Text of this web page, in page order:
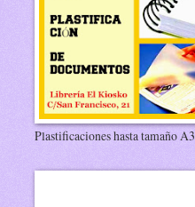
Plastificaciones hasta tamaño A3